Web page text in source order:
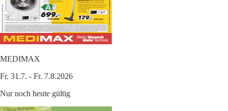
MEDIMAX
Fr. 31.7. - Fr. 7.8.2026
Nur noch heute gültig